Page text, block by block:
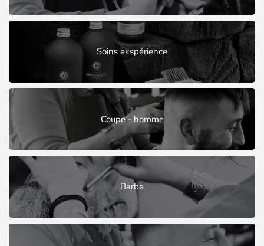
Soins ekspérience
Coupe - homme
Barbe